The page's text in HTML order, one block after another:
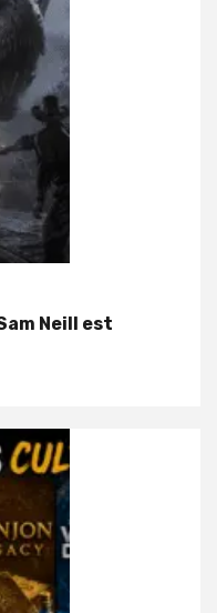
Neill est